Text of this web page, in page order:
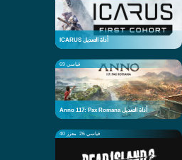
ICARUS أداة التعديل
قياسي 69
Anno 117: Pax Romana أداة التعديل
قياسي 26 معزز 40